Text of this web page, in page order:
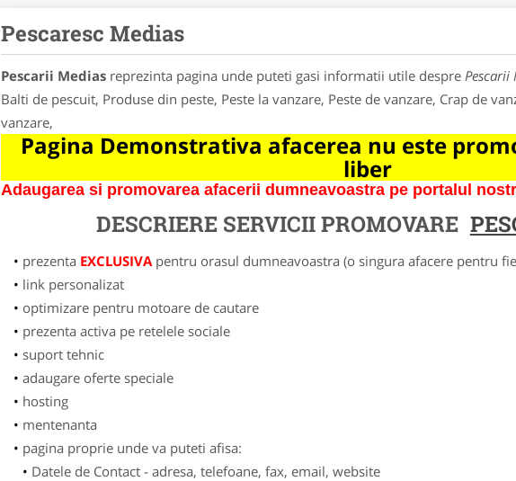
Pescaresc Medias
Pescarii Mediasreprezinta pagina unde puteti gasi informatii utile despre Pescarii
Balti de pescuit, Produse din peste, Peste la vanzare, Peste de vanzare, Crap de
vanzare,
Pagina Demonstrativa afacerea nu este
liber
Adaugarea si promovarea afacerii dumneavoastra pe portalul
DESCRIERE SERVICII PROMOVARE
prezenta EXCLUSIVApentru orasul dumneavoastra (o singura afacere pentru
link personalizat
optimizare pentru motoare de cautare
prezenta activa pe retelele sociale
suport tehnic
adaugare oferte speciale
hosting
mentenanta
pagina proprie unde va puteti afisa:
Datele de Contact - adresa, telefoane, fax, email, website